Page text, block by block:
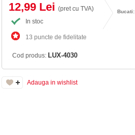
12,99 Lei (pret cu TVA)
In stoc
13 puncte de fidelitate
Bucati:
Cod produs: LUX-4030
Adauga in wishlist